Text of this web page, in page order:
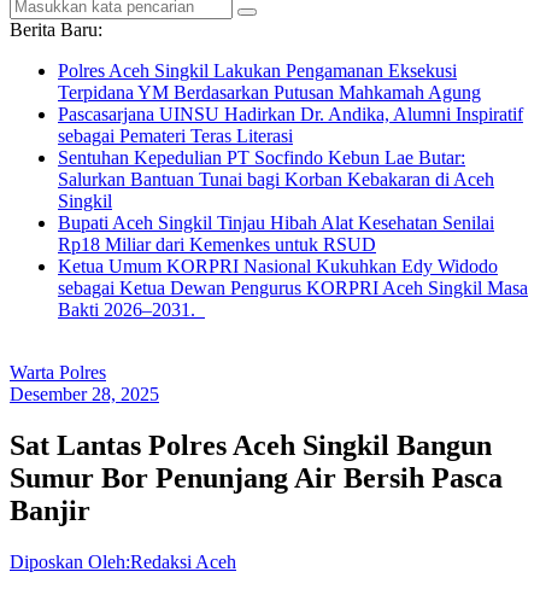
Berita Baru:
Polres Aceh Singkil Lakukan Pengamanan Eksekusi
Terpidana YM Berdasarkan Putusan Mahkamah Agung
Pascasarjana UINSU Hadirkan Dr. Andika, Alumni Inspiratif
sebagai Pemateri Teras Literasi
Sentuhan Kepedulian PT Socfindo Kebun Lae Butar:
Salurkan Bantuan Tunai bagi Korban Kebakaran di Aceh
Singkil
Bupati Aceh Singkil Tinjau Hibah Alat Kesehatan Senilai
Rp18 Miliar dari Kemenkes untuk RSUD
Ketua Umum KORPRI Nasional Kukuhkan Edy Widodo
sebagai Ketua Dewan Pengurus KORPRI Aceh Singkil Masa
Bakti 2026–2031.
Warta Polres
Desember 28, 2025
Sat Lantas Polres Aceh Singkil Bangun
Sumur Bor Penunjang Air Bersih Pasca
Banjir
Diposkan Oleh:Redaksi Aceh